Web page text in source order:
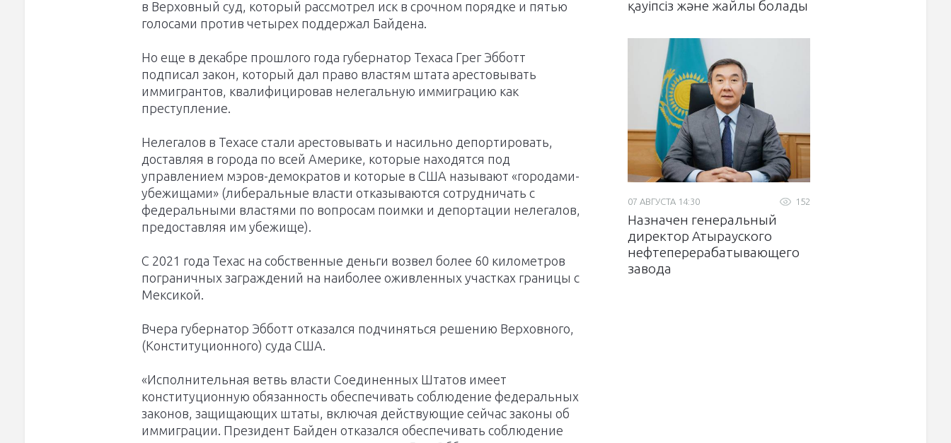
в Верховный суд, который рассмотрел иск в срочном порядке и пятью
голосами против четырех поддержал Байдена.
Но еще в декабре прошлого года губернатор Техаса Грег Эбботт
подписал закон, который дал право властям штата арестовывать
иммигрантов, квалифицировав нелегальную иммиграцию как
преступление.
Нелегалов в Техасе стали арестовывать и насильно депортировать,
доставляя в города по всей Америке, которые находятся под
управлением мэров-демократов и которые в США называют «городами-
убежищами» (либеральные власти отказываются сотрудничать с
федеральными властями по вопросам поимки и депортации нелегалов,
предоставляя им убежище).
С 2021 года Техас на собственные деньги возвел более 60 километров
пограничных заграждений на наиболее оживленных участках границы с
Мексикой.
Вчера губернатор Эбботт отказался подчиняться решению Верховного,
(Конституционного) суда США.
«Исполнительная ветвь власти Соединенных Штатов имеет
конституционную обязанность обеспечивать соблюдение федеральных
законов, защищающих штаты, включая действующие сейчас законы об
иммиграции. Президент Байден отказался обеспечивать соблюдение
қауіпсіз және жайлы болады
152
07 АВГУСТА 14:30
Назначен генеральный
директор Атырауского
нефтеперерабатывающего
завода